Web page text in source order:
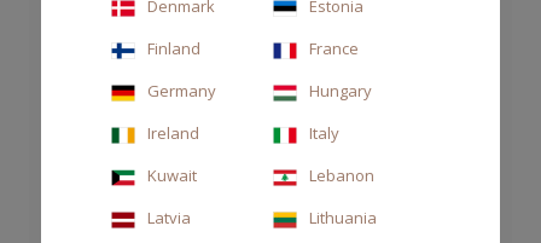
CUSCINETTO AUTO ARAMARA
22,00 €
Denmark
Estonia
Finland
France
Germany
Hungary
Ireland
Italy
Kuwait
Lebanon
Latvia
Lithuania